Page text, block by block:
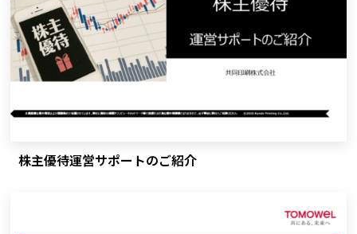
株主優待運営サポートのご紹介